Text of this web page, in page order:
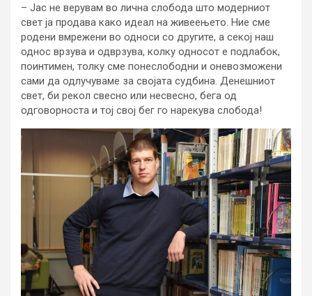
– Јас не верувам во лична слобода што модерниот
свет ја продава како идеал на живеењето. Ние сме
родени вмрежени во односи со другите, а секој наш
однос врзува и одврзува, колку односот е подлабок,
поинтимен, толку сме понеслободни и оневозможени
сами да одлучуваме за својата судбина. Денешниот
свет, би рекол свесно или несвесно, бега од
одговорноста и тој свој бег го нарекува слобода!